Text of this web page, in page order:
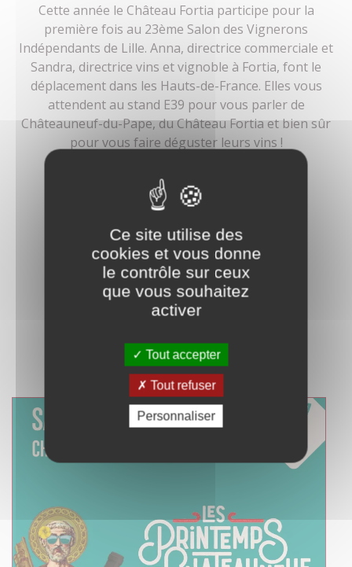
Cette année le Château Fortia participe pour la
première fois au 23ème Salon des Vignerons
Indépendants de Lille. Anna, directrice commerciale et
Sandra, directrice vins et vignoble à Fortia, font le
déplacement dans les Hauts-de-France. Elles vous
attendent au stand E39 pour vous parler de
Châteauneuf-du-Pape, du Château Fortia et bien sûr
pour vous faire déguster leurs vins !
VOS ENTREES GRATUITES
TOUTES LES INFOS SUR LE SALON
Ce site utilise des
cookies et vous donne
le contrôle sur ceux
que vous souhaitez
activer
Tout accepter
Tout refuser
Personnaliser